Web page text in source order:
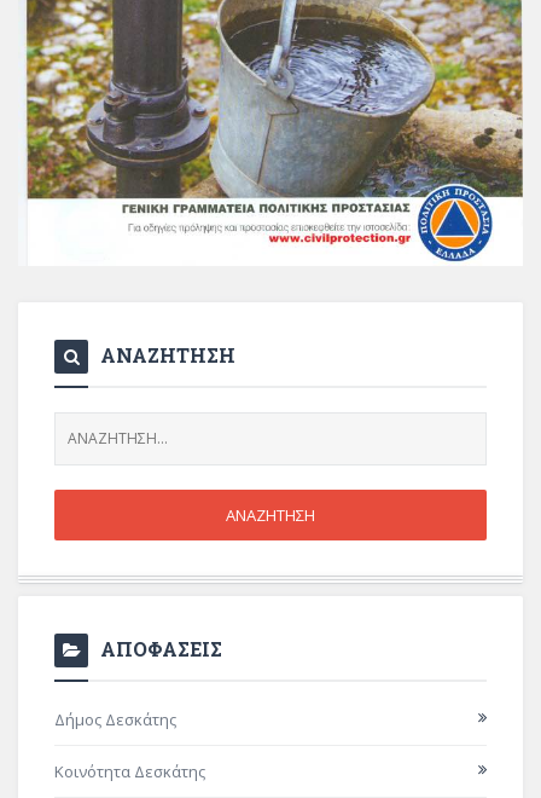
ΑΝΑΖΗΤΗΣΗ
ΑΠΟΦΑΣΕΙΣ
Δήμος Δεσκάτης
Κοινότητα Δεσκάτης